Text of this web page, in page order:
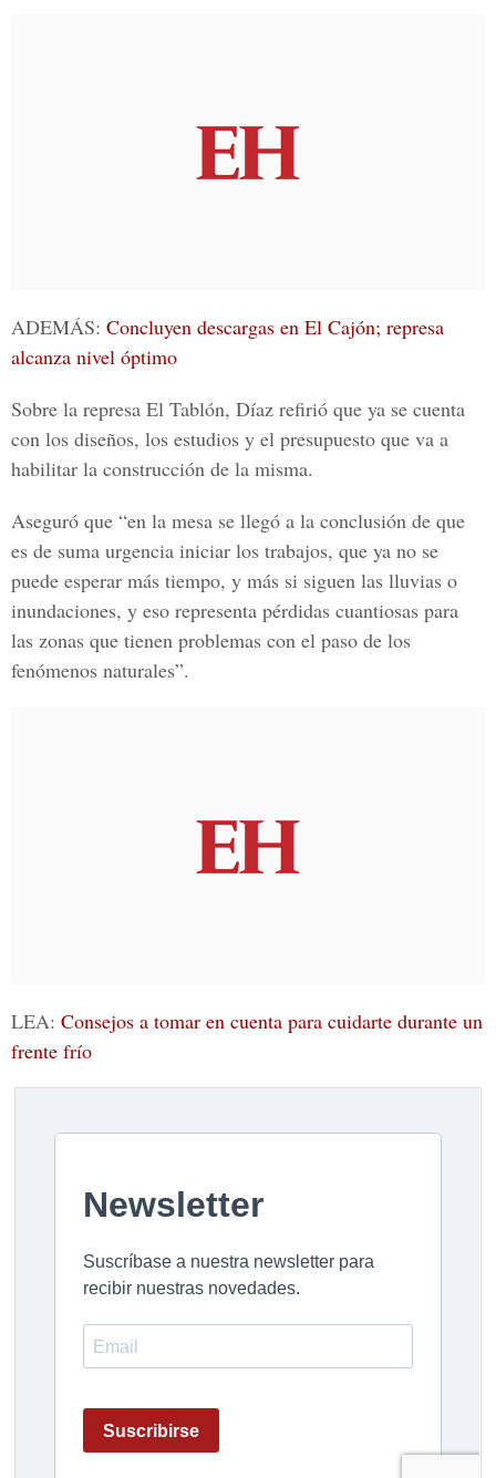
ADEMÁS: Concluyen descargas en El Cajón; represa
alcanza nivel óptimo
Sobre la represa El Tablón, Díaz refirió que ya se cuenta
con los diseños, los estudios y el presupuesto que va a
habilitar la construcción de la misma.
Aseguró que “en la mesa se llegó a la conclusión de que
es de suma urgencia iniciar los trabajos, que ya no se
puede esperar más tiempo, y más si siguen las lluvias o
inundaciones, y eso representa pérdidas cuantiosas para
las zonas que tienen problemas con el paso de los
fenómenos naturales”.
LEA: Consejos a tomar en cuenta para cuidarte durante un
frente frío